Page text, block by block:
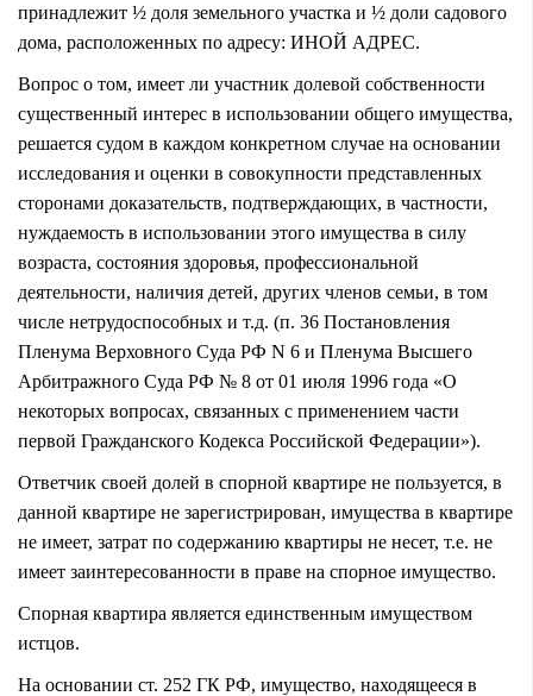
принадлежит ½ доля земельного участка и ½ доли садового
дома, расположенных по адресу: ИНОЙ АДРЕС.
Вопрос о том, имеет ли участник долевой собственности
существенный интерес в использовании общего имущества,
решается судом в каждом конкретном случае на основании
исследования и оценки в совокупности представленных
сторонами доказательств, подтверждающих, в частности,
нуждаемость в использовании этого имущества в силу
возраста, состояния здоровья, профессиональной
деятельности, наличия детей, других членов семьи, в том
числе нетрудоспособных и т.д. (п. 36 Постановления
Пленума Верховного Суда РФ N 6 и Пленума Высшего
Арбитражного Суда РФ № 8 от 01 июля 1996 года «О
некоторых вопросах, связанных с применением части
первой Гражданского Кодекса Российской Федерации»).
Ответчик своей долей в спорной квартире не пользуется, в
данной квартире не зарегистрирован, имущества в квартире
не имеет, затрат по содержанию квартиры не несет, т.е. не
имеет заинтересованности в праве на спорное имущество.
Спорная квартира является единственным имуществом
истцов.
На основании ст. 252 ГК РФ, имущество, находящееся в